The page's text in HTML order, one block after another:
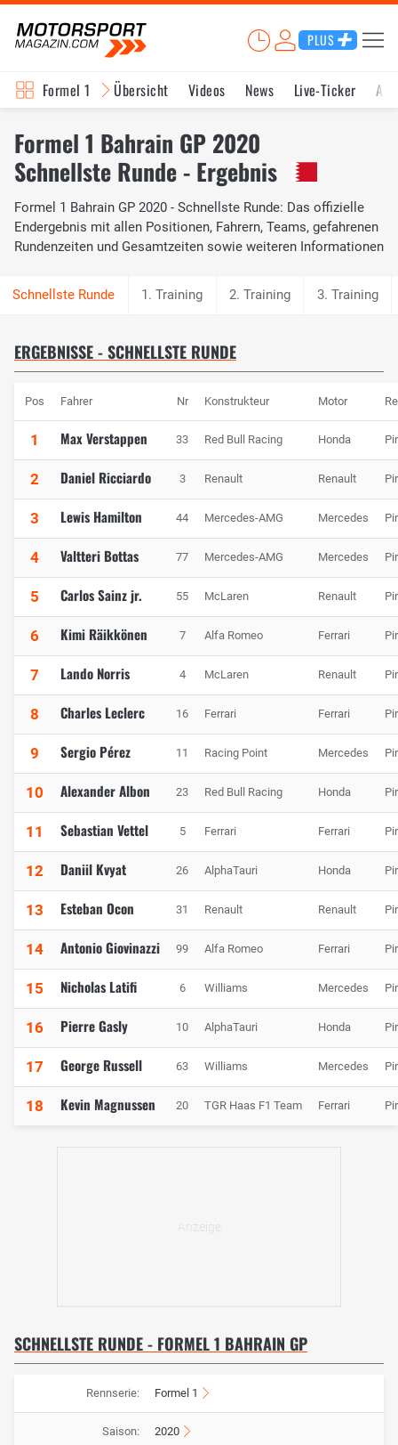
PLUS
Formel 1 Übersicht Videos News Live-Ticker
Formel 1 Bahrain GP 2020
Schnellste Runde - Ergebnis
Formel 1 Bahrain GP 2020 - Schnellste Runde: Das offizielle
Endergebnis mit allen Positionen, Fahrern, Teams, gefahrenen
Rundenzeiten und Gesamtzeiten sowie weiteren Informationen
1. Training 2. Training 3. Training
ERGEBNISSE - SCHNELLSTE RUNDE
Pos Fahrer Nr Konstrukteur Motor
1 Max Verstappen 33 Red Bull Racing Honda
2 Daniel Ricciardo 3 Renault Renault
3 Lewis Hamilton 44 Mercedes-AMG Mercedes
4 Valtteri Bottas 77 Mercedes-AMG Mercedes
5 Carlos Sainz jr. 55 McLaren Renault
6 Kimi Räikkönen 7 Alfa Romeo Ferrari
7 Lando Norris 4 McLaren Renault
8 Charles Leclerc 16 Ferrari Ferrari
9 Sergio Pérez 11 Racing Point Mercedes
10 Alexander Albon 23 Red Bull Racing Honda
11 Sebastian Vettel 5 Ferrari Ferrari
12 Daniil Kvyat 26 AlphaTauri Honda
13 Esteban Ocon 31 Renault Renault
14 Antonio Giovinazzi 99 Alfa Romeo Ferrari
15 Nicholas Latifi 6 Williams Mercedes
16 Pierre Gasly 10 AlphaTauri Honda
17 George Russell 63 Williams Mercedes
18 Kevin Magnussen 20 TGR Haas F1 Team Ferrari
SCHNELLSTE RUNDE - FORMEL 1 BAHRAIN GP
Rennserie: Formel 1
Saison: 2020